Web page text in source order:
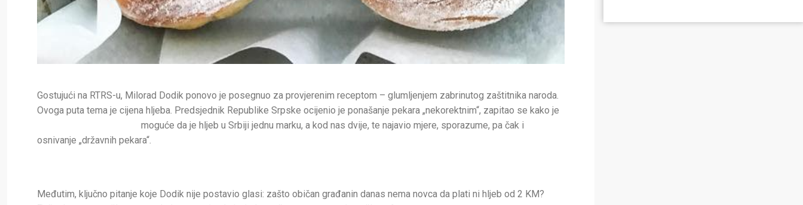
Gostujući na RTRS-u, Milorad Dodik ponovo je posegnuo za provjerenim receptom – glumljenjem zabrinutog zaštitnika naroda.
Ovoga puta tema je cijena hljeba. Predsjednik Republike Srpske ocijenio je ponašanje pekara „nekorektnim“, zapitao se kako je
moguće da je hljeb u Srbiji jednu marku, a kod nas dvije, te najavio mjere, sporazume, pa čak i
osnivanje „državnih pekara“.
Međutim, ključno pitanje koje Dodik nije postavio glasi: zašto običan građanin danas nema novca da plati ni hljeb od 2 KM?